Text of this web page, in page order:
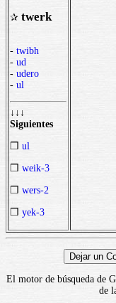
✰ twerk
- twibh
- ud
- udero
- ul
↓↓↓
Siguientes
❒ ul
❒ weik-3
❒ wers-2
❒ yek-3
El motor de búsqueda de
de